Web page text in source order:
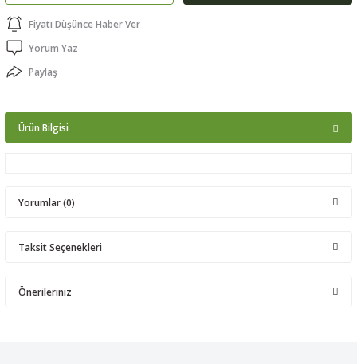
Fiyatı Düşünce Haber Ver
Yorum Yaz
Paylaş
Ürün Bilgisi
Yorumlar (0)
Taksit Seçenekleri
Önerileriniz